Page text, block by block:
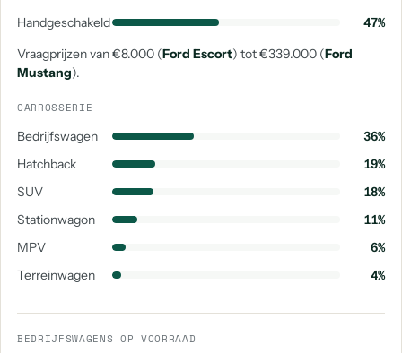
Handgeschakeld
47%
Vraagprijzen van €8.000 (Ford Escort) tot €339.000 (Ford
Mustang).
CARROSSERIE
Bedrijfswagen
36%
Hatchback
19%
SUV
18%
Stationwagon
11%
MPV
6%
Terreinwagen
4%
BEDRIJFSWAGENS OP VOORRAAD